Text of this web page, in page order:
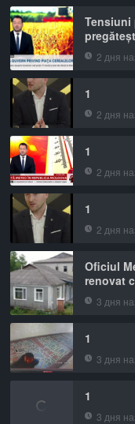
Tensiuni
2 дня
1
2 дня
1
2 дня
1
2 дня
Oficiul
renovat
3 дня
1
3 дня
1
3 дня